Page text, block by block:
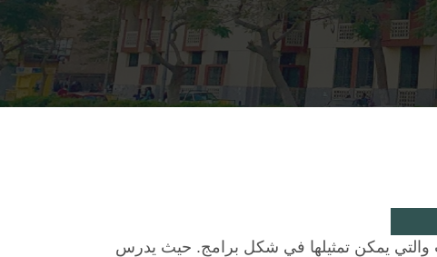
والتي يمكن تمثيلها في شكل برامج. حيث يدرس